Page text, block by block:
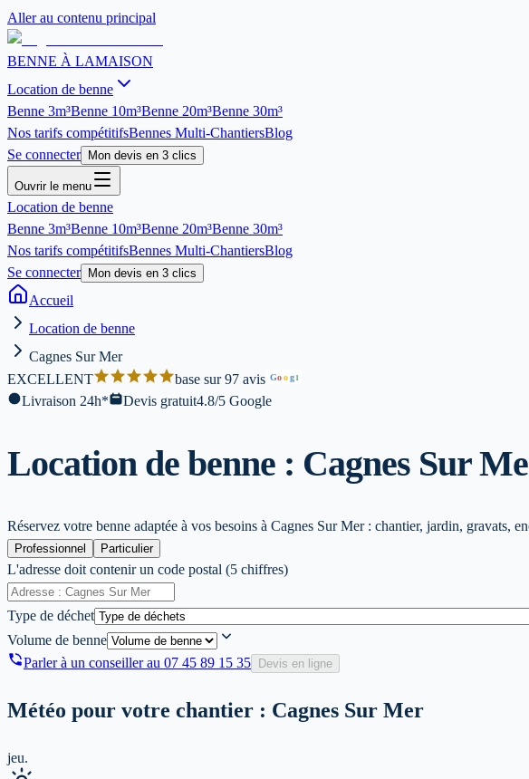
Aller au contenu principal
BENNE À LAMAISON
Location de benne
Benne 3m³Benne 10m³Benne 20m³Benne 30m³
Nos tarifs compétitifsBennes Multi-ChantiersBlog
Se connecter
Mon devis en 3 clics
Ouvrir le menu
Location de benne
Benne 3m³Benne 10m³Benne 20m³Benne 30m³
Nos tarifs compétitifsBennes Multi-ChantiersBlog
Se connecter
Mon devis en 3 clics
Accueil
Location de benne
Cagnes Sur Mer
EXCELLENT
base sur 97 avis Goog l
Livraison 24h* Devis gratuit4.8/5 Google
Location de benne : Cagnes Sur
Réservez votre benne adaptée à vos besoins à Cagnes Sur Mer : chantier, jardin, gravats,
Professionnel Particulier
L'adresse doit contenir un code postal (5 chiffres)
Type de déchet
Volume de benne
Parler à un conseiller au 07 45 89 15 35 Devis en ligne
Météo pour votre chantier : Cagnes Sur Mer
jeu.